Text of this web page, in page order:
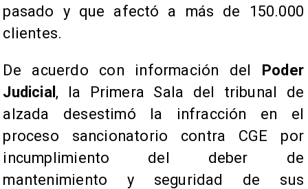
pasado y que afectó a más de 150.000
clientes.
De acuerdo con información del Poder
Judicial , la Primera Sala del tribunal de
alzada desestimó la infracción en el
proceso sancionatorio contra CGE por
incumplimiento del deber de
mantenimiento y seguridad de sus